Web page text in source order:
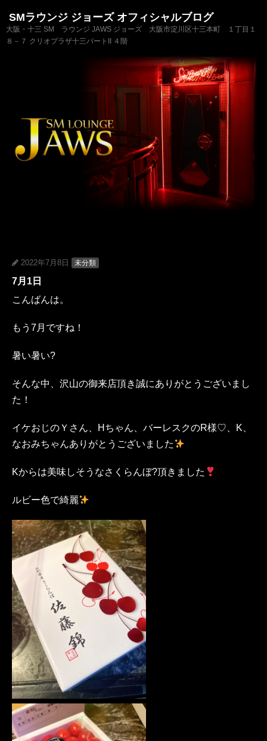
SMラウンジ ジョーズ オフィシャルブログ
大阪・十三 SM ラウンジ JAWS ジョーズ 大阪市淀川区十三本町 １丁目１
８－７ クリオプラザ十三パートII ４階
2022年7月8日 未分類
7月1日
こんばんは。
もう7月ですね！
暑い暑い?
そんな中、沢山の御来店頂き誠にありがとうございまし
た！
イケおじのＹさん、Hちゃん、バーレスクのR様♡、K、
なおみちゃんありがとうございました
Kからは美味しそうなさくらんぼ?頂きました
ルビー色で綺麗